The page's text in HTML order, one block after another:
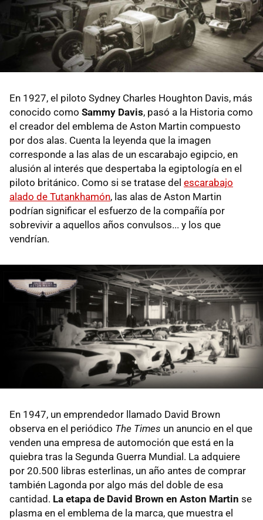
En 1927, el piloto Sydney Charles Houghton Davis, más
conocido como Sammy Davis, pasó a la Historia como
el creador del emblema de Aston Martin compuesto
por dos alas. Cuenta la leyenda que la imagen
corresponde a las alas de un escarabajo egipcio, en
alusión al interés que despertaba la egiptología en el
piloto británico. Como si se tratase del escarabajo
alado de Tutankhamón, las alas de Aston Martin
podrían significar el esfuerzo de la compañía por
sobrevivir a aquellos años convulsos... y los que
vendrían.
En 1947, un emprendedor llamado David Brown
observa en el periódico The Times un anuncio en el que
venden una empresa de automoción que está en la
quiebra tras la Segunda Guerra Mundial. La adquiere
por 20.500 libras esterlinas, un año antes de comprar
también Lagonda por algo más del doble de esa
cantidad. La etapa de David Brown en Aston Martin se
plasma en el emblema de la marca, que muestra el